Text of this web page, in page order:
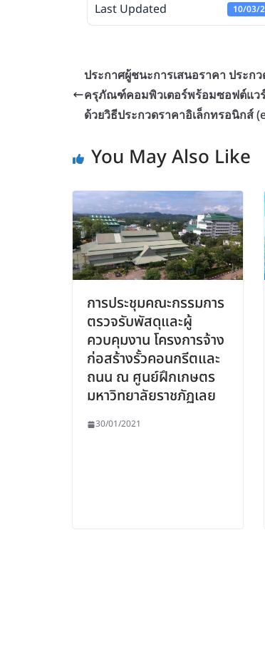
Last Updated 10/03/
ประกาศผู้ชนะการเสนอราคา ประก
ครุภัณฑ์คอมพิวเตอร์พร้อมซอฟต์แว
ด้วยวิธีประกวดราคาอิเล็กทรอนิกส์
You May Also Like
การประชุมคณะกรรมการ
ตรวจรับพัสดุและผู้
ควบคุมงาน โครงการจ้าง
ก่อสร้างรั้วคอนกรีตและ
ถนน ณ ศูนย์ฝึกเกษตร
มหาวิทยาลัยราชภัฏเลย
30/01/2021